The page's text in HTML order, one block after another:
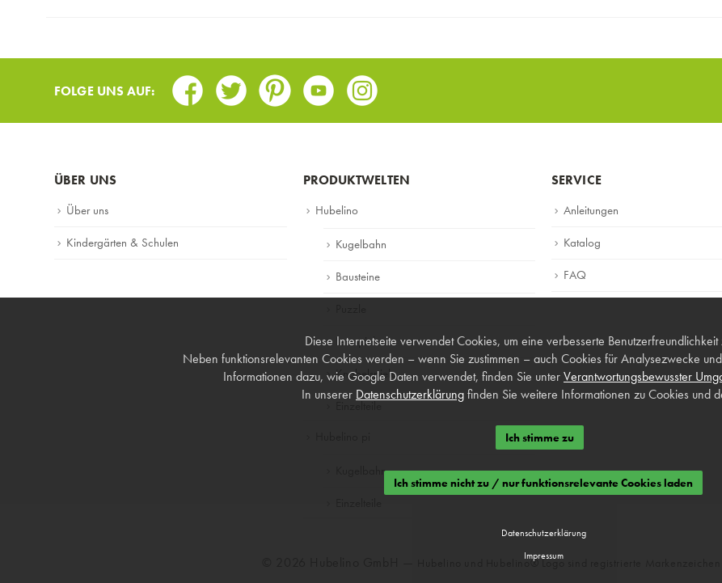
FOLGE UNS AUF: Facebook
TwitterPinterestYoutubeInstagram
ÜBER UNS
Über uns
Kindergärten & Schulen
PRODUKTWELTEN
Hubelino
Kugelbahn
Bausteine
Lernspiele
Knobelspiele
Einzelteile
Kugelbahn
SERVICE
Anleitungen
Katalog
FAQ
Hubelino und Hubelino® Logo sind registrierte Markenzeichen
Diese Internetseite verwendet Cookies, um eine verbesserte Benutzerfreundlichkeit
Neben funktionsrelevanten Cookies werden – wenn Sie zustimmen – auch Cookies für Analysezwecke
Informationen dazu, wie Google Daten verwendet, finden Sie unterVerantwortungsbewusster
In unserer Datenschutzerklärungfinden Sie weitere Informationen zu Cookies und
Ich stimme zu
Ich stimme nicht zu / nur funktionsrelevante Cookies laden
Datenschutzerklärung
Impressum